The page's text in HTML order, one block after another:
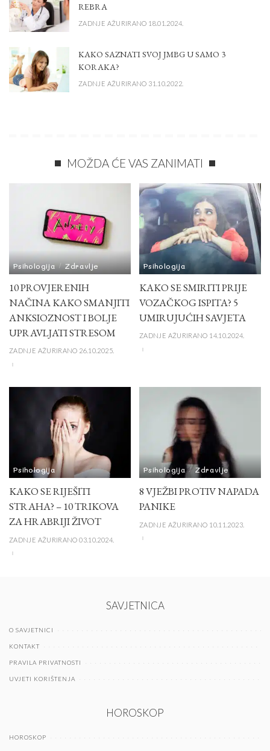
REBRA
ZADNJE AŽURIRANO 18.01.2024.
KAKO SAZNATI SVOJ JMBG U SAMO 3
KORAKA?
ZADNJE AŽURIRANO 31.10.2022.
MOŽDA ĆE VAS ZANIMATI
Psihologija Zdravlje
10 PROVJERENIH
NAČINA KAKO SMANJITI
ANKSIOZNOST I BOLJE
UPRAVLJATI STRESOM
ZADNJE AŽURIRANO 26.10.2025.
Psihologija
KAKO SE SMIRITI PRIJE
VOZAČKOG ISPITA? 5
UMIRUJUĆIH SAVJETA
ZADNJE AŽURIRANO 14.10.2024.
Psihologija
KAKO SE RIJEŠITI
STRAHA? – 10 TRIKOVA
ZA HRABRIJI ŽIVOT
ZADNJE AŽURIRANO 03.10.2024.
Psihologija Zdravlje
8 VJEŽBI PROTIV NAPADA
PANIKE
ZADNJE AŽURIRANO 10.11.2023.
SAVJETNICA
O SAVJETNICI
KONTAKT
PRAVILA PRIVATNOSTI
UVJETI KORIŠTENJA
HOROSKOP
HOROSKOP